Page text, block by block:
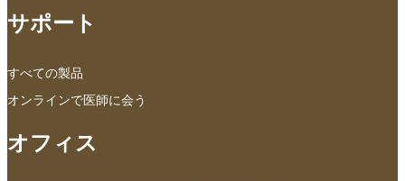
サポート
すべての製品
オンラインで医師に会う
オフィス